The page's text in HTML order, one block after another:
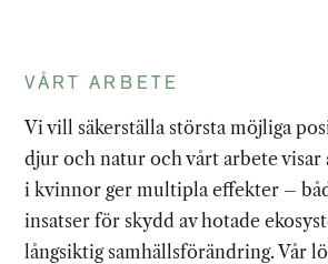
VÅRT ARBETE
Vi vill säkerställa största möjliga
djur och natur och vårt arbete
i kvinnor ger multipla effekter –
insatser för skydd av hotade
långsiktig samhällsförändring. Vår